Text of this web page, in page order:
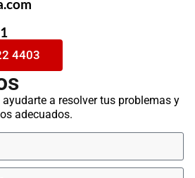
4403
a resolver tus problemas y
adecuados.